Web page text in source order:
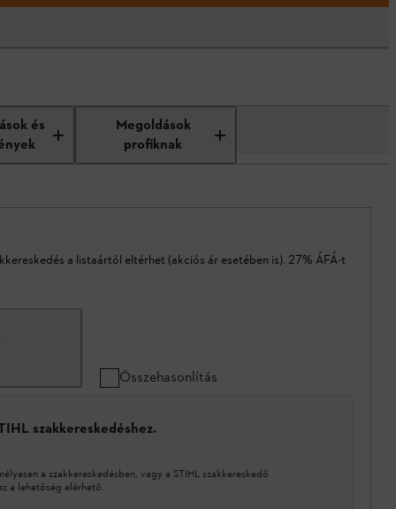
és
Megoldások
profiknak
a listaártól eltérhet (akciós ár esetében is). 27% ÁFÁ-t
Összehasonlítás
szakkereskedéshez.
a szakkereskedésben, vagy a STIHL szakkereskedő
a lehetőség elérhető.